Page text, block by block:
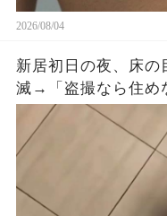
2026/08/04
新居初日の夜、床の
滅→「盗撮なら住め
会社へ動画を送ると